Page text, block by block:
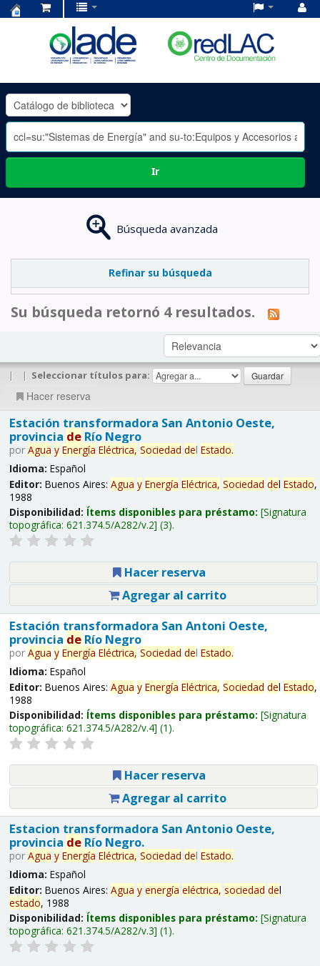
OLADE
-
Ir
Búsqueda avanzada
Refinar su búsqueda
Su búsqueda retornó 4 resultados.
| | Seleccionar títulos para:
Hacer reserva
Estación transformadora San Antonio Oeste,
provincia deRío Negro
por Agua y Energía Eléctrica, Sociedad del Estado.
Idioma: Español
Editor: Buenos Aires: Agua y Energía Eléctrica, Sociedad del Estado,
1988
Disponibilidad: Ítems disponibles para préstamo: Signatura
topográfica: 621.374.5/A282/v.2 (3).
Hacer reserva
Agregar al carrito
Estación transformadora San Antoni Oeste,
provincia deRío Negro
por Agua y Energía Eléctrica, Sociedad del Estado.
Idioma: Español
Editor: Buenos Aires: Agua y Energía Eléctrica, Sociedad del Estado,
1988
Disponibilidad: Ítems disponibles para préstamo: Signatura
topográfica: 621.374.5/A282/v.4 (1).
Hacer reserva
Agregar al carrito
Estacion transformadora San Antonio Oeste,
provincia deRío Negro.
por Agua y Energía Eléctrica, Sociedad del Estado.
Idioma: Español
Editor: Buenos Aires: Agua y energía eléctrica, sociedad del
estado, 1988
Disponibilidad: Ítems disponibles para préstamo: Signatura
topográfica: 621.374.5/A282/v.3 (1).